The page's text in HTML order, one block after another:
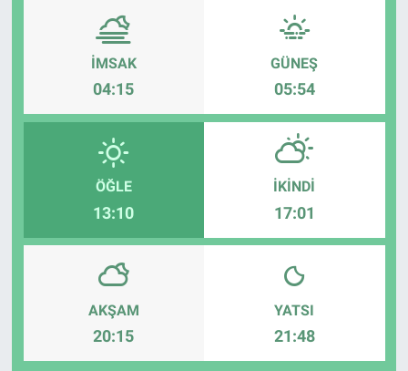
İMSAK
04:15
GÜNEŞ
05:54
ÖĞLE
13:10
İKINDI
17:01
AKŞAM
20:15
YATSI
21:48